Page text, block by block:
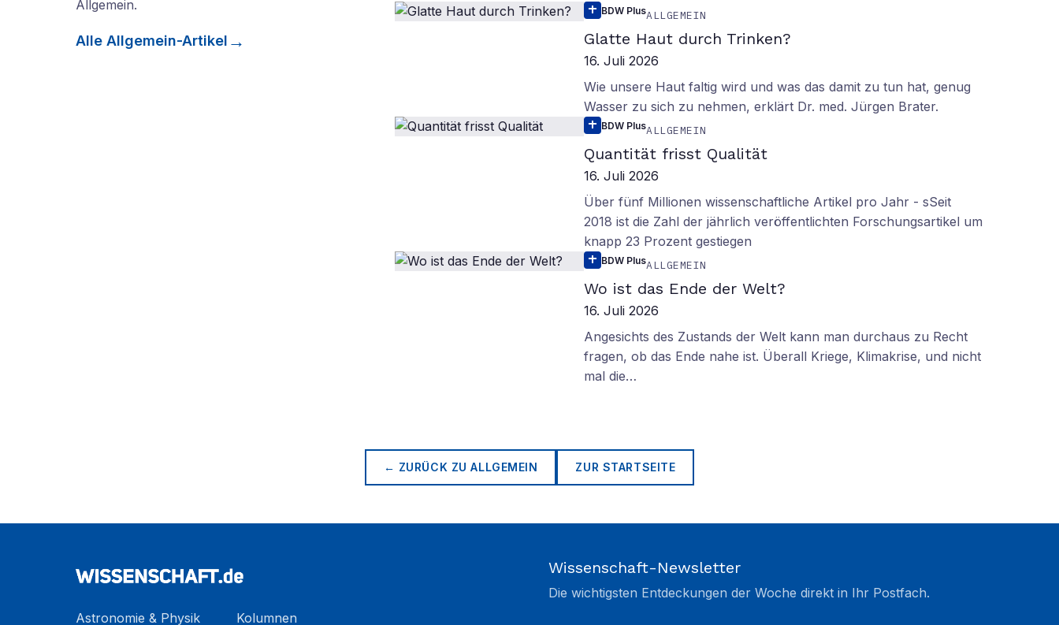
Allgemein.
Alle Allgemein-Artikel
BDW PlusALLGEMEIN
Glatte Haut durch Trinken?
16. Juli 2026
Wie unsere Haut faltig wird und was das damit zu tun hat, genug
Wasser zu sich zu nehmen, erklärt Dr. med. Jürgen Brater.
BDW PlusALLGEMEIN
Quantität frisst Qualität
16. Juli 2026
Über fünf Millionen wissenschaftliche Artikel pro Jahr - sSeit
2018 ist die Zahl der jährlich veröffentlichten Forschungsartikel um
knapp 23 Prozent gestiegen
BDW PlusALLGEMEIN
Wo ist das Ende der Welt?
16. Juli 2026
Angesichts des Zustands der Welt kann man durchaus zu Recht
fragen, ob das Ende nahe ist. Überall Kriege, Klimakrise, und nicht
mal die…
← ZURÜCK ZUALLGEMEIN ZUR STARTSEITE
Astronomie & Physik
Kolumnen
Wissenschaft-Newsletter
Die wichtigsten Entdeckungen der Woche direkt in Ihr Postfach.